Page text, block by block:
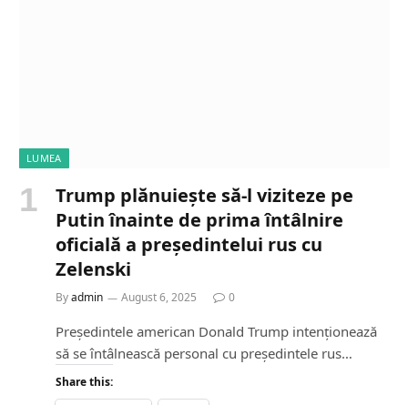
LUMEA
Trump plănuiește să-l viziteze pe
Putin înainte de prima întâlnire
oficială a președintelui rus cu
Zelenski
Byadmin August 6, 2025 0
Președintele american Donald Trump intenționează
să se întâlnească personal cu președintele rus…
Share this: